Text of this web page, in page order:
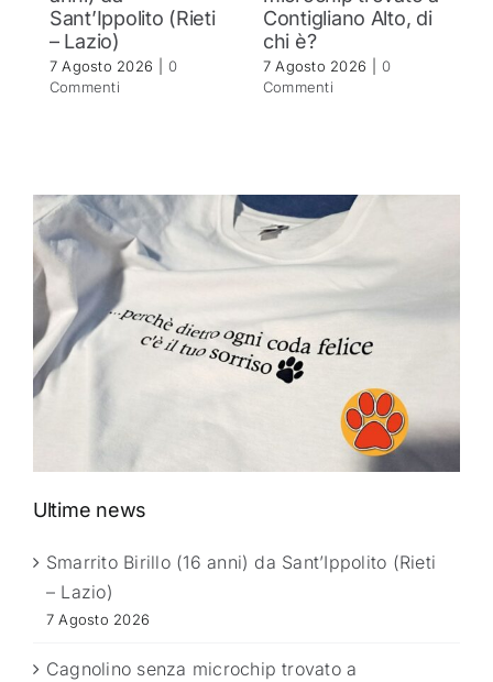
Sant’Ippolito (Rieti
– Lazio)
7 Agosto 2026
0
Commenti
Contigliano Alto, di
chi è?
7 Agosto 2026
0
Commenti
Ultime news
Smarrito Birillo (16 anni) da Sant’Ippolito (Rieti
– Lazio)
7 Agosto 2026
Cagnolino senza microchip trovato a